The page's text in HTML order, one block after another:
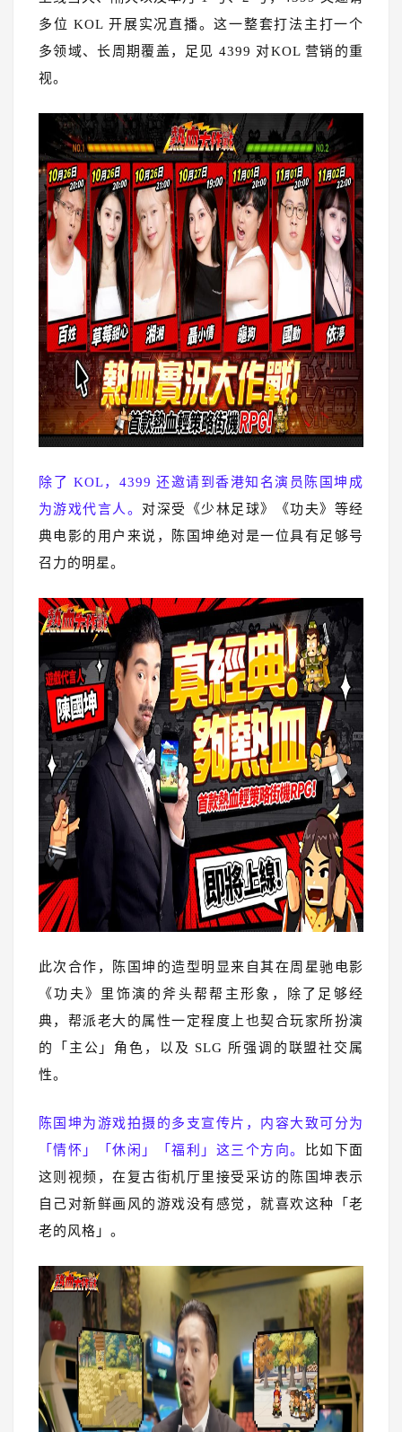
多位 KOL 开展实况直播。这一整套打法主打一个
多领域、长周期覆盖，足见 4399 对KOL 营销的重
视。
除了 KOL，4399 还邀请到香港知名演员陈国坤成
为游戏代言人。 对深受《少林足球》《功夫》等经
典电影的用户来说，陈国坤绝对是一位具有足够号
召力的明星。
此次合作，陈国坤的造型明显来自其在周星驰电影
《功夫》里饰演的斧头帮帮主形象，除了足够经
典，帮派老大的属性一定程度上也契合玩家所扮演
的「主公」角色，以及 SLG 所强调的联盟社交属
性。
陈国坤为游戏拍摄的多支宣传片，内容大致可分为
「情怀」「休闲」「福利」这三个方向。
比如下面
这则视频，在复古街机厅里接受采访的陈国坤表示
自己对新鲜画风的游戏没有感觉，就喜欢这种「老
老的风格」。